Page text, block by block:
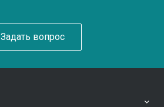
Задать вопрос